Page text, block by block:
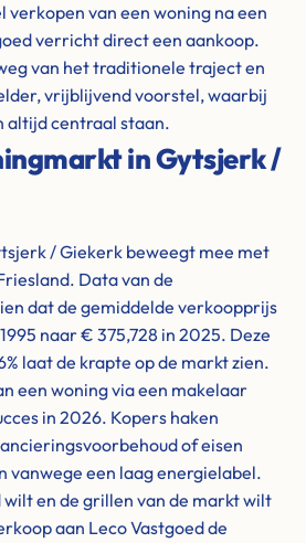
verkopen van een woning na een
verricht direct een aankoop.
van het traditionele traject en
vrijblijvend voorstel, waarbij
altijd centraal staan.
in Gytsjerk /
/ Giekerk beweegt mee met
Data van de
dat de gemiddelde verkoopprijs
naar € 375,728 in 2025. Deze
laat de krapte op de markt zien.
een woning via een makelaar
in 2026. Kopers haken
of eisen
vanwege een laag energielabel.
en de grillen van de markt wilt
aan Leco Vastgoed de